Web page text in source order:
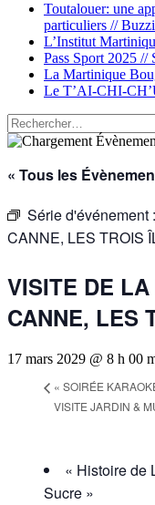
Toutalouer: une
particuliers //
L’Institut
Pass Sport 2025 //
La Martinique
Le T’AI-CHI-
Rechercher :
« Tous les
Série d'événement :
CANNE, LES TROIS
VISITE DE
CANNE, LES
17 mars 2029 @ 8 h 00
« SOIRÉE
VISITE JARDIN &
« Histoire de
Sucre »